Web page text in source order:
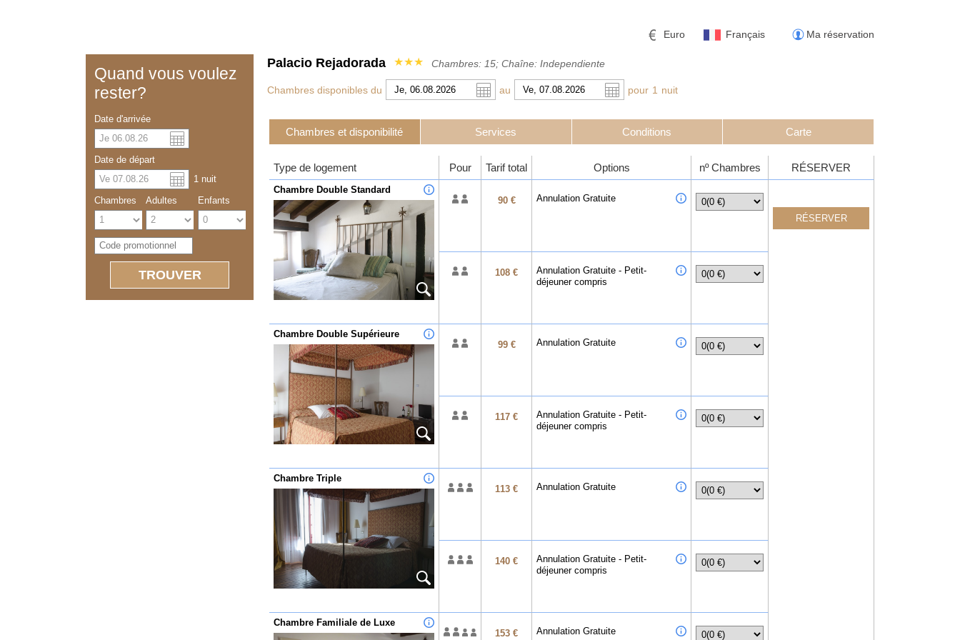
Ma réservation
Français
English
Euro
Pound sterling
Chinese Yuan Japanese Yen
Quand vous voulez
rester?
Date d'arrivée
Date de départ
1 nuit
Chambres Adultes Enfants
Palacio Rejadorada ★★★ Chambres: 15; Chaîne: Independiente
Chambres disponibles du au pour 1 nuit
Chambres et disponibilité Services Conditions Carte
Type de logement Pour Tarif total Options nº Chambres RÉSERVER
Chambre Double Standard
90 €
Annulation Gratuite
108 €
Annulation Gratuite - Petit-
déjeuner compris
Chambre Double Supérieure
99 €
Annulation Gratuite
117 €
Annulation Gratuite - Petit-
déjeuner compris
Chambre Triple
113 €
Annulation Gratuite
140 €
Annulation Gratuite - Petit-
déjeuner compris
Chambre Familiale de Luxe
153 €
Annulation Gratuite